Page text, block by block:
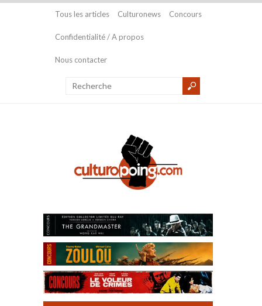
Tous les articles Culturonews Concours
Confidentialité / A propos
Nous contacter